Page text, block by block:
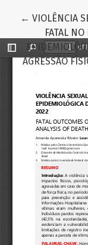
← Voltar aos
VIOLÊNCIA
FATAL
AGRESSÃO